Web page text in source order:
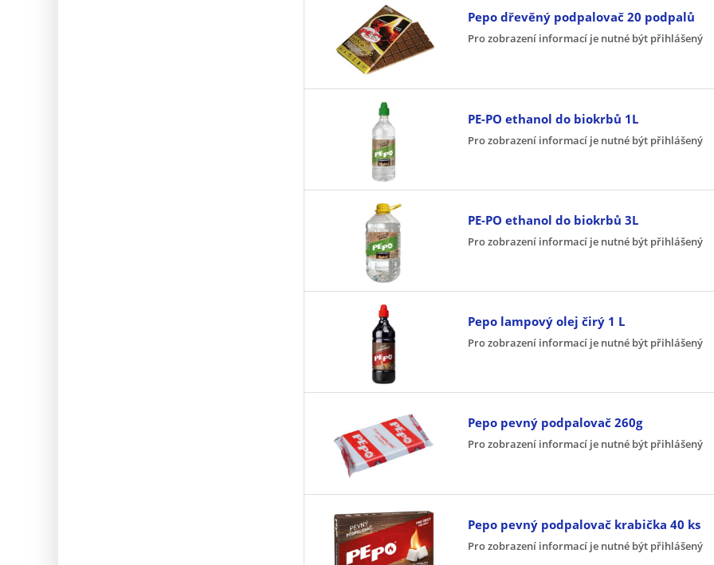
Pepo dřevěný podpalovač 20 podpalů
Pro zobrazení informací je nutné být přihlášený
PE-PO ethanol do biokrbů 1L
Pro zobrazení informací je nutné být přihlášený
PE-PO ethanol do biokrbů 3L
Pro zobrazení informací je nutné být přihlášený
Pepo lampový olej čirý 1 L
Pro zobrazení informací je nutné být přihlášený
Pepo pevný podpalovač 260g
Pro zobrazení informací je nutné být přihlášený
Pepo pevný podpalovač krabička 40 ks
Pro zobrazení informací je nutné být přihlášený